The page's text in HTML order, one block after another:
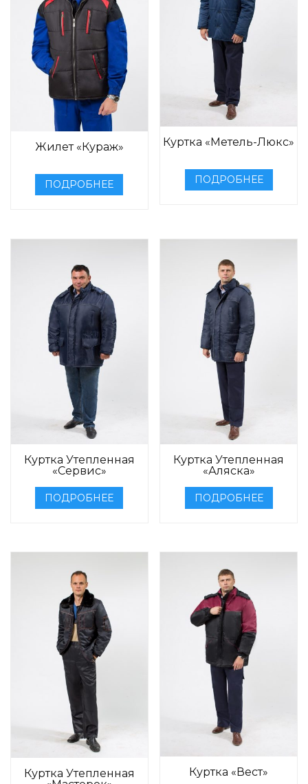
Жилет «Кураж»
ПОДРОБНЕЕ
Куртка «Метель-Люкс»
ПОДРОБНЕЕ
Куртка Утепленная
«Сервис»
ПОДРОБНЕЕ
Куртка Утепленная
«Аляска»
ПОДРОБНЕЕ
Куртка Утепленная
Куртка «Вест»